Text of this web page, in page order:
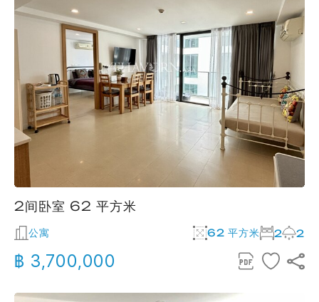
2间卧室 62 平方米
公寓 62 平方米 2 2
฿ 3,700,000